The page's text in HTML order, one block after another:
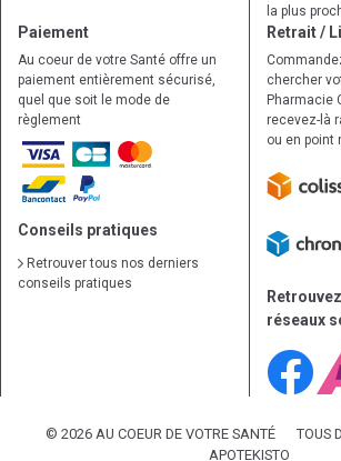
la plus
Paiement
Au coeur de votre Santé offre un
paiement entièrement sécurisé,
quel que soit le mode de
règlement
Conseils pratiques
Retrouver tous nos derniers
conseils pratiques
Retrait /
chercher
Pharmacie
recevez-là
ou en point
réseaux
© 2026 AU COEUR DE VOTRE SANTÉ
TOUS
APOTEKISTO